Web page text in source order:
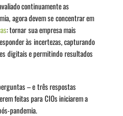
continuamente as
agora devem se concentrar em
: tornar sua empresa mais
às incertezas, capturando
digitais e permitindo resultados
– e três respostas
feitas para CIOs iniciarem a
pandemia.